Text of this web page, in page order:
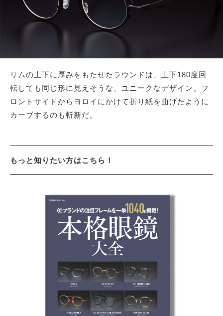
リムの上下に厚みをもたせたラウンドは、上下180度回
転しても同じ形に見えそうな、ユニークなデザイン。フ
ロントサイドからヨロイにかけて折り紙を曲げたように
カーブするのも斬新だ。
もっと知りたい方はこちら！